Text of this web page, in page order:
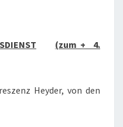
(zum + 4.
Heyder, von den